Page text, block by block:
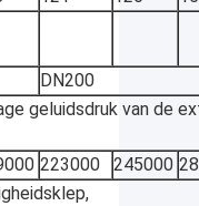
DN200
geluidsdruk van de
223000 245000